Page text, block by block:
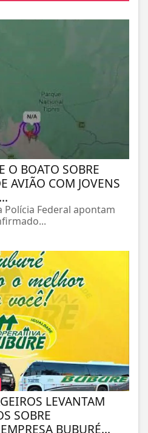
O BOATO SOBRE
AVIÃO COM JOVENS
Federal apontam
LEVANTAM
SOBRE
BUBURÉ...